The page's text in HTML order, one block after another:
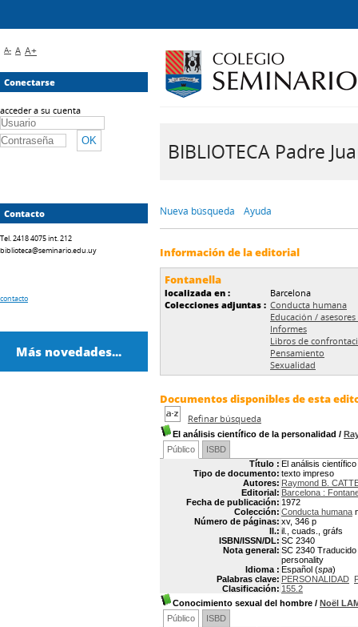
BIBLIOTECA Padre
Nueva búsqueda Ayuda
Información de la editorial
Fontanella
localizada en :
Barcelona
Colecciones adjuntas : Conducta humana
Educación /
Informes
Libros de
Pensamiento
Sexualidad
Documentos disponibles de esta
Refinar búsqueda
El análisis científico de la personalidad /
Público
ISBD
Título : El análisis
Tipo de documento: texto impreso
Autores: Raymond B.
Editorial: Barcelona :
Fecha de publicación: 1972
Colección: Conducta humana
Número de páginas: xv, 346 p
Il.: il., cuads., gráfs
ISBN/ISSN/DL: SC 2340
Nota general: SC 2340
personality
Idioma : Español (spa)
Palabras clave: PERSONALIDAD
Clasificación: 155.2
Conocimiento sexual del hombre / Noël
Público
ISBD
A- A A+
Conectarse
acceder a su cuenta
Contacto
Tel. 2418 4075 int. 212
biblioteca@seminario.edu.uy
contacto
Más novedades...